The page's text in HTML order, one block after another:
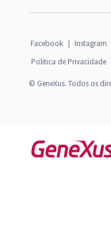
Facebook | Instagram
Politica de Privacidade
© GeneXus. Todos os